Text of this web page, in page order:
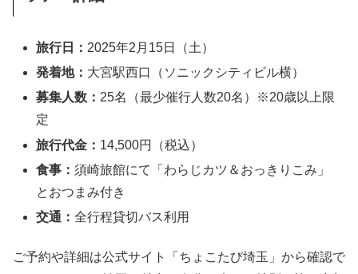
旅行日： 2025年2月15日（土）
発着地： 大宮駅西口（ソニックシティビル横）
募集人数： 25名（最少催行人数20名）※20歳以上限
定
旅行代金： 14,500円（税込）
食事：須崎旅館にて「わらじカツ＆おっきりこみ」
とおつまみ付き
交通：全行程貸切バス利用
ご予約や詳細は公式サイト「ちょこたび埼玉」から確認で